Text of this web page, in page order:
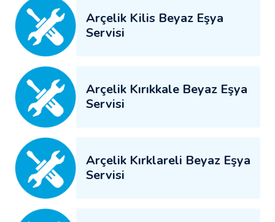
Arçelik Kilis Beyaz Eşya
Servisi
Arçelik Kırıkkale Beyaz Eşya
Servisi
Arçelik Kırklareli Beyaz Eşya
Servisi